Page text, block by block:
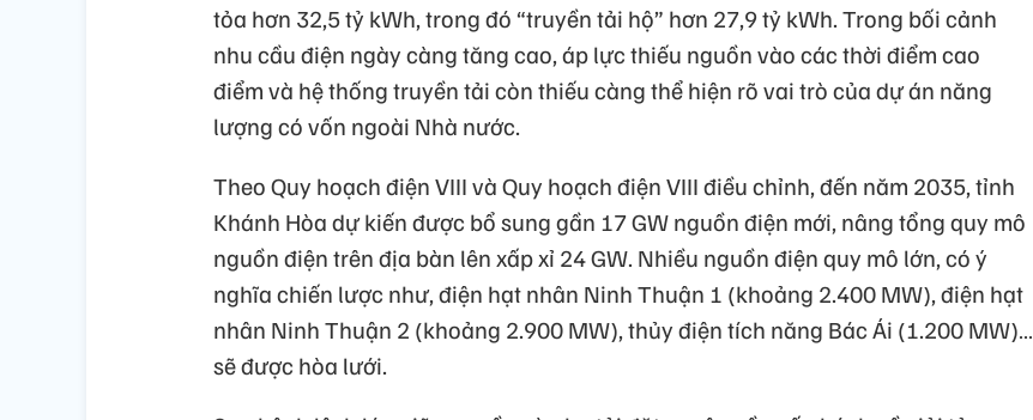
tỏa hơn 32,5 tỷ kWh, trong đó “truyền tải hộ” hơn 27,9 tỷ kWh. Trong bối cảnh
nhu cầu điện ngày càng tăng cao, áp lực thiếu nguồn vào các thời điểm cao
điểm và hệ thống truyền tải còn thiếu càng thể hiện rõ vai trò của dự án năng
lượng có vốn ngoài Nhà nước.
Theo Quy hoạch điện VIII và Quy hoạch điện VIII điều chỉnh, đến năm 2035, tỉnh
Khánh Hòa dự kiến được bổ sung gần 17 GW nguồn điện mới, nâng tổng quy mô
nguồn điện trên địa bàn lên xấp xỉ 24 GW. Nhiều nguồn điện quy mô lớn, có ý
nghĩa chiến lược như, điện hạt nhân Ninh Thuận 1 (khoảng 2.400 MW), điện hạt
nhân Ninh Thuận 2 (khoảng 2.900 MW), thủy điện tích năng Bác Ái (1.200 MW)…
sẽ được hòa lưới.